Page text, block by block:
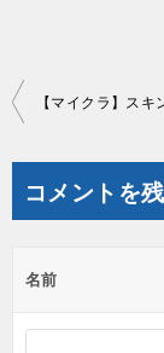
投
ビ
ー
シ
コメントを
名前